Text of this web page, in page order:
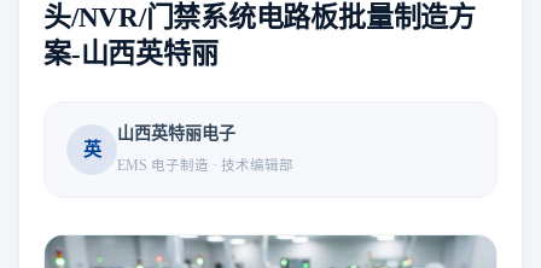
头/NVR/门禁系统电路板批量制造方
案-山西英特丽
英
山西英特丽电子
EMS 电子制造 · 技术编辑部